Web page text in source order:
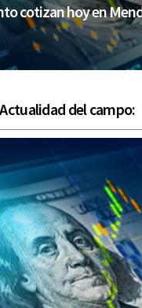
cotizan hoy en
Actualidad del campo: